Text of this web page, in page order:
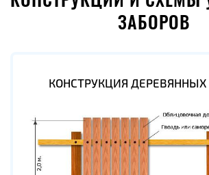
ЗАБОРОВ
КОНСТРУКЦИЯ ДЕРЕВЯННЫХ